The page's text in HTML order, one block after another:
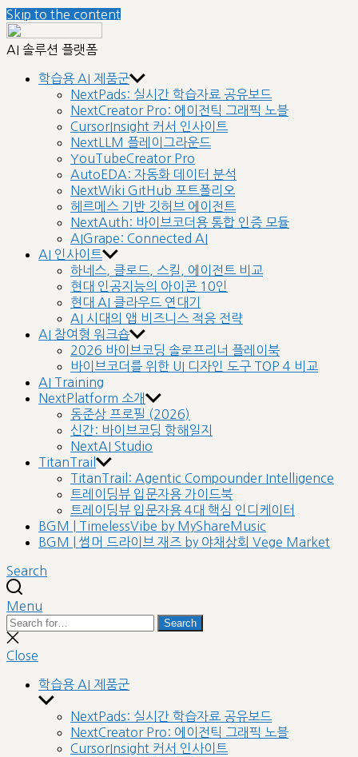
Skip to the content
AI 솔루션 플랫폼
학습용 AI 제품군
NextPads: 실시간 학습자료 공유보드
NextCreator Pro: 에이전틱 그래픽 노블
CursorInsight 커서 인사이트
NextLLM 플레이그라운드
YouTubeCreator Pro
AutoEDA: 자동화 데이터 분석
NextWiki GitHub 포트폴리오
헤르메스 기반 깃허브 에이전트
NextAuth: 바이브코더용 통합 인증 모듈
AIGrape: Connected AI
AI 인사이트
하네스, 클로드, 스킬, 에이전트 비교
현대 인공지능의 아이콘 10인
현대 AI 클라우드 연대기
AI 시대의 앱 비즈니스 적응 전략
AI 참여형 워크숍
2026 바이브코딩 솔로프리너 플레이북
바이브코더를 위한 UI 디자인 도구 TOP 4 비교
AI Training
NextPlatform 소개
동준상 프로필 (2026)
신간: 바이브코딩 항해일지
NextAI Studio
TitanTrail
TitanTrail: Agentic Compounder Intelligence
트레이딩뷰 입문자용 가이드북
트레이딩뷰 입문자용 4대 핵심 인디케이터
BGM | TimelessVibe by MyShareMusic
BGM | 썸머 드라이브 재즈 by 야채상회 Vege Market
Search
Menu
Search
for:
Search
Close
search
Close
학습용 AI 제품군
Show
sub
menu
NextPads: 실시간 학습자료 공유보드
NextCreator Pro: 에이전틱 그래픽 노블
CursorInsight 커서 인사이트